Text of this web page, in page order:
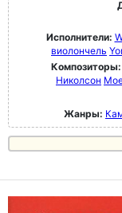
Исполнители:
виолончель
Композиторы:
Николсон
Жанры: